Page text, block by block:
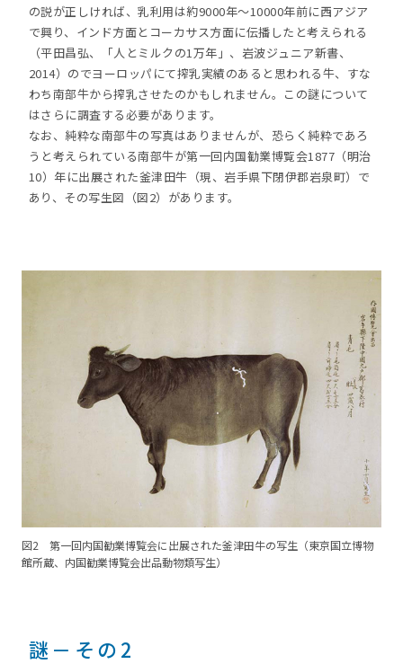
の説が正しければ、乳利用は約9000年～10000年前に西アジア
で興り、インド方面とコーカサス方面に伝播したと考えられる
（平田昌弘、「人とミルクの1万年」、岩波ジュニア新書、
2014）のでヨーロッパにて搾乳実績のあると思われる牛、すな
わち南部牛から搾乳させたのかもしれません。この謎について
はさらに調査する必要があります。
なお、純粋な南部牛の写真はありませんが、恐らく純粋であろ
うと考えられている南部牛が第一回内国勧業博覧会1877（明治
10）年に出展された釜津田牛（現、岩手県下閉伊郡岩泉町）で
あり、その写生図（図2）があります。
図2 第一回内国勧業博覧会に出展された釜津田牛の写生（東京国立博物
館所蔵、内国勧業博覧会出品動物類写生）
謎－その2